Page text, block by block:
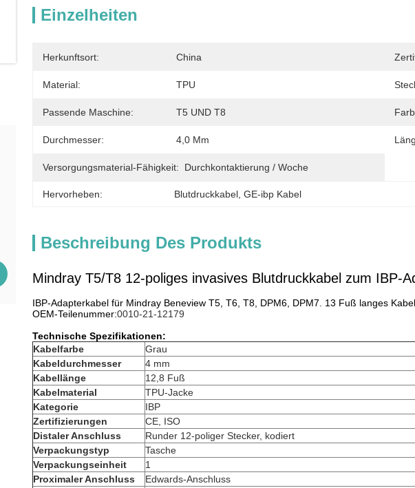
Einzelheiten
Herkunftsort: China
Material: TPU
Passende Maschine: T5 UND T8
Durchmesser: 4,0 Mm
Versorgungsmaterial-Fähigkeit: Durchkontaktierung / Woche
Hervorheben: Blutdruckkabel , GE-ibp Kabel
Beschreibung Des Produkts
Mindray T5/T8 12-poliges invasives Blutdruckkabel zum IBP-
IBP-Adapterkabel für Mindray Beneview T5, T6, T8, DPM6, DPM7. 13 Fuß langes
OEM-Teilenummer:0010-21-12179
Technische Spezifikationen:
Kabelfarbe
Grau
Kabeldurchmesser
4 mm
Kabellänge
12,8 Fuß
Kabelmaterial
TPU-Jacke
Kategorie
IBP
Zertifizierungen
CE, ISO
Distaler Anschluss
Runder 12-poliger Stecker, kodiert
Verpackungstyp
Tasche
Verpackungseinheit
1
Proximaler Anschluss
Edwards-Anschluss